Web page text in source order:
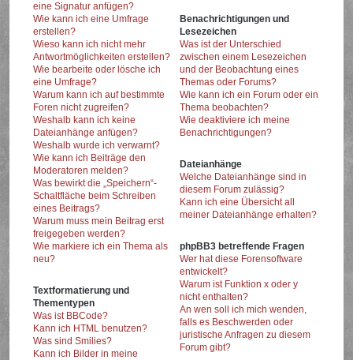
eine Signatur anfügen?
Wie kann ich eine Umfrage
erstellen?
Wieso kann ich nicht mehr
Antwortmöglichkeiten erstellen?
Wie bearbeite oder lösche ich
eine Umfrage?
Warum kann ich auf bestimmte
Foren nicht zugreifen?
Weshalb kann ich keine
Dateianhänge anfügen?
Weshalb wurde ich verwarnt?
Wie kann ich Beiträge den
Moderatoren melden?
Was bewirkt die „Speichern“-
Schaltfläche beim Schreiben
eines Beitrags?
Warum muss mein Beitrag erst
freigegeben werden?
Wie markiere ich ein Thema als
neu?
Textformatierung und
Thementypen
Was ist BBCode?
Kann ich HTML benutzen?
Was sind Smilies?
Kann ich Bilder in meine
Benachrichtigungen und
Lesezeichen
Was ist der Unterschied
zwischen einem Lesezeichen
und der Beobachtung eines
Themas oder Forums?
Wie kann ich ein Forum oder ein
Thema beobachten?
Wie deaktiviere ich meine
Benachrichtigungen?
Dateianhänge
Welche Dateianhänge sind in
diesem Forum zulässig?
Kann ich eine Übersicht all
meiner Dateianhänge erhalten?
phpBB3 betreffende Fragen
Wer hat diese Forensoftware
entwickelt?
Warum ist Funktion x oder y
nicht enthalten?
An wen soll ich mich wenden,
falls es Beschwerden oder
juristische Anfragen zu diesem
Forum gibt?